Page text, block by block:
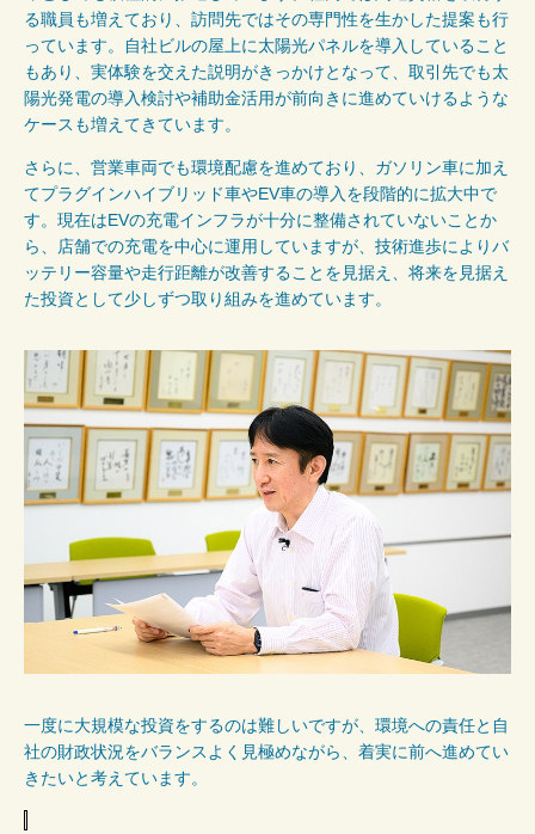
る職員も増えており、訪問先ではその専門性を生かした提案も行
っています。自社ビルの屋上に太陽光パネルを導入していること
もあり、実体験を交えた説明がきっかけとなって、取引先でも太
陽光発電の導入検討や補助金活用が前向きに進めていけるような
ケースも増えてきています。
さらに、営業車両でも環境配慮を進めており、ガソリン車に加え
てプラグインハイブリッド車やEV車の導入を段階的に拡大中で
す。現在はEVの充電インフラが十分に整備されていないことか
ら、店舗での充電を中心に運用していますが、技術進歩によりバ
ッテリー容量や走行距離が改善することを見据え、将来を見据え
た投資として少しずつ取り組みを進めています。
一度に大規模な投資をするのは難しいですが、環境への責任と自
社の財政状況をバランスよく見極めながら、着実に前へ進めてい
きたいと考えています。